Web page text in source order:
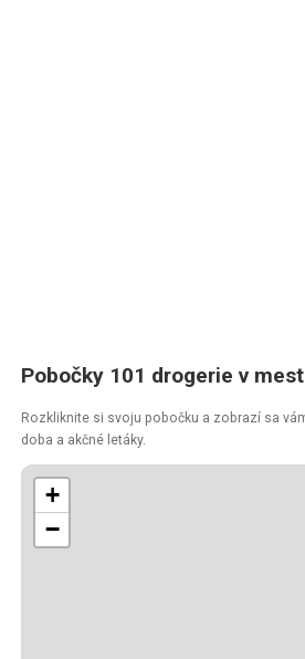
Pobočky 101 drogerie v
Rozkliknite si svoju pobočku a zobrazí sa
doba a akčné letáky.
+
−